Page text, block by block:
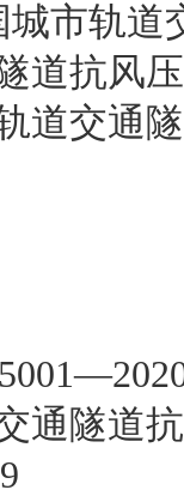
城市轨
道抗风
道交通
通隧道